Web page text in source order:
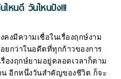
หนดี วันไหนปัง!!!
งมีความเชื่อในเรื่องฤกษ์งาม
กว่าในอดีตที่ทุกก้าวของการ
องฤกษ์ยามอยู่ตลอดเวลาก็ตาม
อีกหนึ่งวันสำคัญของชีวิต ก็จะ